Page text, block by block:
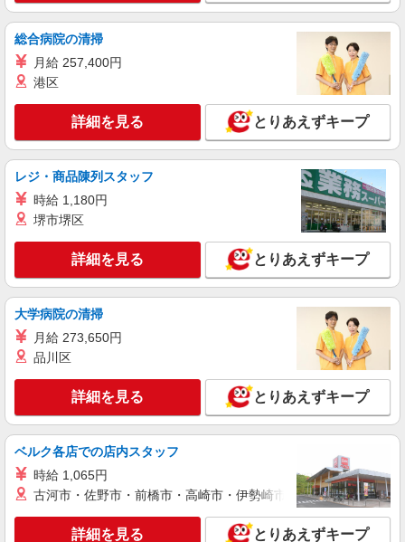
りなし！ ※研修制度あり 収入保障期間：12か月
キープ 詳細を見る
アルバイト パート
東京ヤクルト販売株式会社／富士見ヶ丘センター
ヤクルトのデリバリースタッフ
時給：1,320円〜
【宅配センター】富士見ヶ丘 東京都杉並区宮
キープ 詳細を見る
東京ヤクルト販売株式会社／富士見ヶ丘センター
ヤクルトスタッフ
業務委託収入／完全出来高制 ◎週3日〜OK◎
扶養の範囲内OK ◎扶養の範囲を超えた高収入も
応相談 ※収入補償制度/月10万円（最長12か月
間） ◆月収例:週5日9時-13時の場合 月10万円〜
りなし！ ※研修制度あり 収入保障期間：12か月
【宅配センター】富士見ヶ丘 東京都杉並区宮
キープ 詳細を見る
業務委託
東京ヤクルト販売株式会社／阿佐谷センター
ヤクルトスタッフ
業務委託収入／完全出来高制 ◎週3日〜OK◎
扶養の範囲内OK ◎扶養の範囲を超えた高収入も
総合病院の清掃
月給 257,400円
港区
詳細を見る とりあえずキープ
レジ・商品陳列スタッフ
時給 1,180円
堺市堺区
詳細を見る とりあえずキープ
大学病院の清掃
月給 273,650円
品川区
詳細を見る とりあえずキープ
ベルク各店での店内スタッフ
時給 1,065円
古河市・佐野市・前橋市・高崎市・伊勢崎市・太田市・館林市
詳細を見る とりあえずキープ